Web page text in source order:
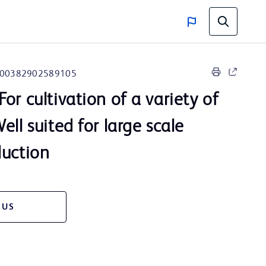
00382902589105
cultivation of a variety of
suited for large scale